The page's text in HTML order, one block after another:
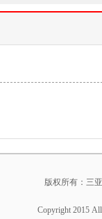
版权所有：三
Copyright 2015